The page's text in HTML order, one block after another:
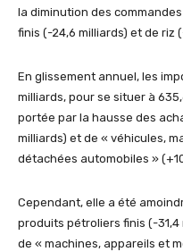
la diminution des
finis (-24,6 milliards) et de riz
En glissement annuel, les
milliards, pour se situer à
portée par la hausse des
milliards) et de « véhicules,
détachées automobiles »
Cependant, elle a été
produits pétroliers finis (-31,4
de « machines, appareils et